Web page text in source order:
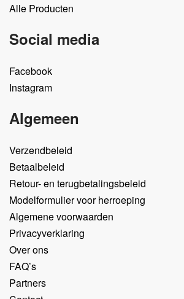
Alle Producten
Social media
Facebook
Instagram
Algemeen
Verzendbeleid
Betaalbeleid
Retour- en terugbetalingsbeleid
Modelformulier voor herroeping
Algemene voorwaarden
Privacyverklaring
Over ons
FAQ’s
Partners